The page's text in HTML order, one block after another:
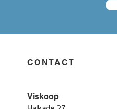
CONTACT
Viskoop